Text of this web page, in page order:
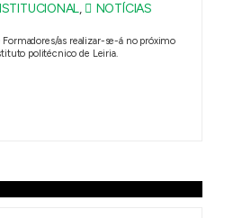
, NOTÍCIAS
as realizar-se-á no próximo
politécnico de Leiria.